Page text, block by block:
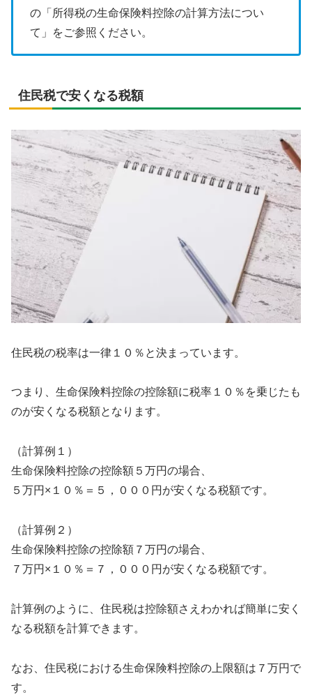
の「所得税の生命保険料控除の計算方法につい
て」をご参照ください。
住民税で安くなる税額
住民税の税率は一律１０％と決まっています。
つまり、生命保険料控除の控除額に税率１０％を乗じたも
のが安くなる税額となります。
（計算例１）
生命保険料控除の控除額５万円の場合、
５万円×１０％＝５，０００円が安くなる税額です。
（計算例２）
生命保険料控除の控除額７万円の場合、
７万円×１０％＝７，０００円が安くなる税額です。
計算例のように、住民税は控除額さえわかれば簡単に安く
なる税額を計算できます。
なお、住民税における生命保険料控除の上限額は７万円で
す。